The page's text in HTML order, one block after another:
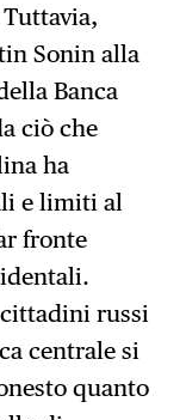
Sonin alla
Banca
ciò che
ha
e limiti al
fronte
russi
centrale si
quanto